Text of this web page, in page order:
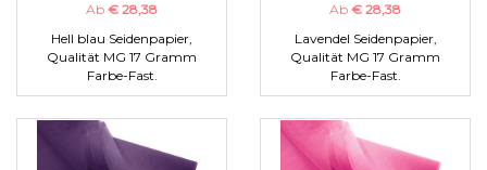
Ab € 28,38
Hell blau Seidenpapier,
Qualität MG 17 Gramm
Farbe-Fast.
Ab € 28,38
Lavendel Seidenpapier,
Qualität MG 17 Gramm
Farbe-Fast.